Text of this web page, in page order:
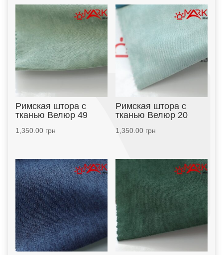
Римская штора с
тканью Велюр 49
1,350.00грн
Римская штора с
тканью Велюр 20
1,350.00грн